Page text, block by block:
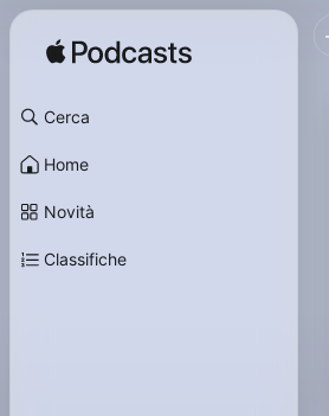
Cerca
Home
Novità
Classifiche